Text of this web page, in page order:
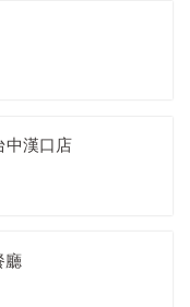
中漢口店
廳